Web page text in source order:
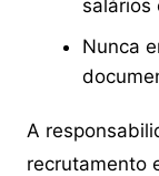
salários
Nunca
A
recrutamento